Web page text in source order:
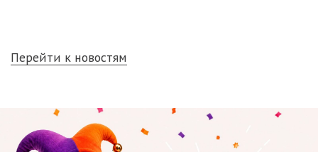
Перейти к новостям